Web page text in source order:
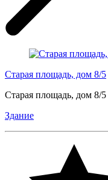
Старая площадь, дом 8/5
Старая площадь, дом 8/5
Здание